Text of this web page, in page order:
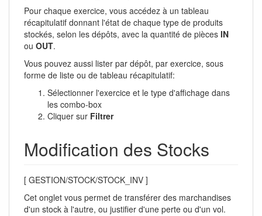
Pour chaque exercice, vous accédez à un tableau
récapitulatif donnant l'état de chaque type de produits
stockés, selon les dépôts, avec la quantité de pièces IN
ou OUT.
Vous pouvez aussi lister par dépôt, par exercice, sous
forme de liste ou de tableau récapitulatif:
Sélectionner l'exercice et le type d'affichage dans
les combo-box
Cliquer sur Filtrer
Modification des Stocks
[ GESTION/STOCK/STOCK_INV ]
Cet onglet vous permet de transférer des marchandises
d'un stock à l'autre, ou justifier d'une perte ou d'un vol.